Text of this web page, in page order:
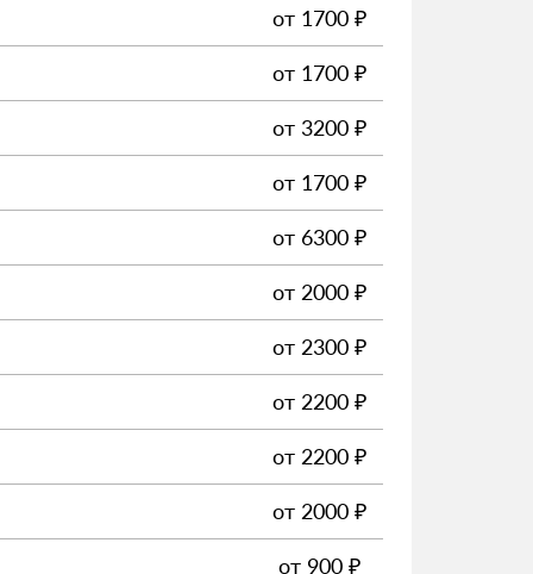
от 1700 ₽
от 1700 ₽
от 3200 ₽
от 1700 ₽
от 6300 ₽
от 2000 ₽
от 2300 ₽
от 2200 ₽
от 2200 ₽
от 2000 ₽
от 900 ₽